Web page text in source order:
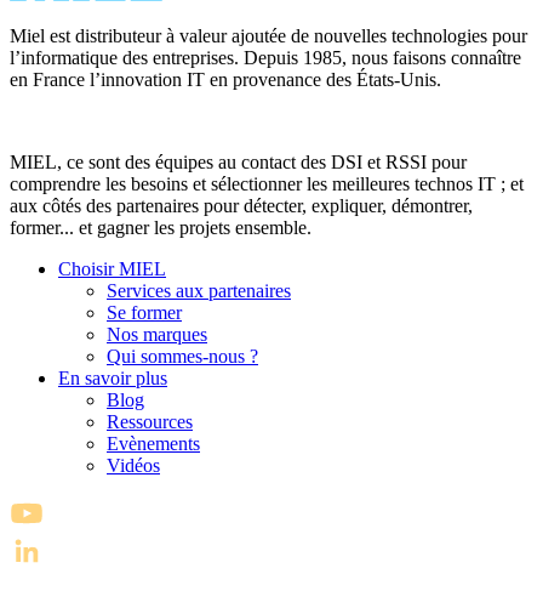
Miel est distributeur à valeur ajoutée de nouvelles technologies pour
l’informatique des entreprises. Depuis 1985, nous faisons connaître
en France l’innovation IT en provenance des États-Unis.
MIEL, ce sont des équipes au contact des DSI et RSSI pour
comprendre les besoins et sélectionner les meilleures technos IT ; et
aux côtés des partenaires pour détecter, expliquer, démontrer,
former... et gagner les projets ensemble.
Choisir MIEL
Services aux partenaires
Se former
Nos marques
Qui sommes-nous ?
En savoir plus
Blog
Ressources
Evènements
Vidéos